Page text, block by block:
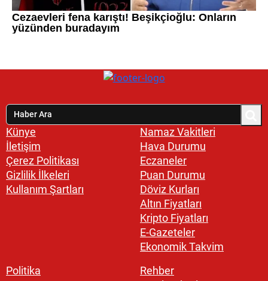
Künye
İletişim
Çerez Politikası
Gizlilik İlkeleri
Kullanım Şartları
Namaz Vakitleri
Hava Durumu
Eczaneler
Puan Durumu
Döviz Kurları
Altın Fiyatları
Kripto Fiyatları
E-Gazeteler
Ekonomik Takvim
Politika
Rehber